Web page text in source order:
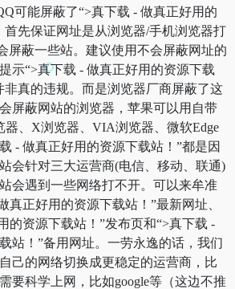
可能屏蔽了“>真下载 - 做真正好用的
首先保证网址是从浏览器/手机浏览器打
屏蔽一些站。建议使用不会屏蔽网址的
示“>真下载 - 做真正好用的资源下载
非真的违规。而是浏览器厂商屏蔽了这
屏蔽网站的浏览器，苹果可以用自带
器、X浏览器、VIA浏览器、微软Edge
- 做真正好用的资源下载站！”都是因
会针对三大运营商(电信、移动、联通)
会遇到一些网络打不开。可以来牟准
真正好用的资源下载站！”最新网址、
的资源下载站！”发布页和“>真下载 -
站！”备用网址。一劳永逸的话，我们
己的网络切换成更稳定的运营商，比
要科学上网，比如google等（这边不推